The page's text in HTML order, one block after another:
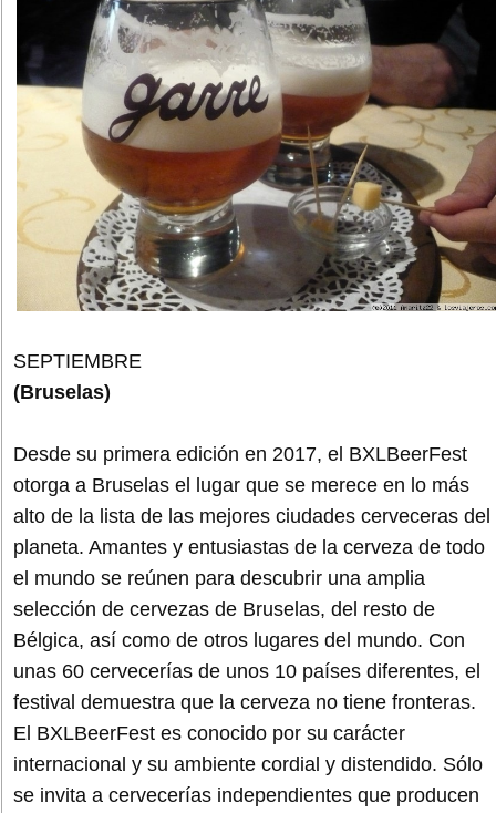
SEPTIEMBRE
(Bruselas)
Desde su primera edición en 2017, el BXLBeerFest
otorga a Bruselas el lugar que se merece en lo más
alto de la lista de las mejores ciudades cerveceras del
planeta. Amantes y entusiastas de la cerveza de todo
el mundo se reúnen para descubrir una amplia
selección de cervezas de Bruselas, del resto de
Bélgica, así como de otros lugares del mundo. Con
unas 60 cervecerías de unos 10 países diferentes, el
festival demuestra que la cerveza no tiene fronteras.
El BXLBeerFest es conocido por su carácter
internacional y su ambiente cordial y distendido. Sólo
se invita a cervecerías independientes que producen